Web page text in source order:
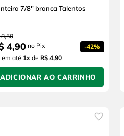
7/8'' branca Talentos
8,50
4,90 no Pix -42%
em até 1x de R$ 4,90
ADICIONAR AO CARRINHO